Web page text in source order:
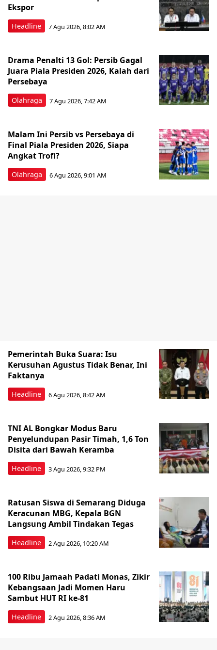
Headline
Ekspor
7 Agu 2026, 8:02 AM
Olahraga
Drama Penalti 13 Gol: Persib Gagal
Juara Piala Presiden 2026, Kalah dari
Persebaya
7 Agu 2026, 7:42 AM
Olahraga
Malam Ini Persib vs Persebaya di
Final Piala Presiden 2026, Siapa
Angkat Trofi?
6 Agu 2026, 9:01 AM
Headline
Pemerintah Buka Suara: Isu
Kerusuhan Agustus Tidak Benar, Ini
Faktanya
6 Agu 2026, 8:42 AM
Headline
TNI AL Bongkar Modus Baru
Penyelundupan Pasir Timah, 1,6 Ton
Disita dari Bawah Keramba
3 Agu 2026, 9:32 PM
Headline
Ratusan Siswa di Semarang Diduga
Keracunan MBG, Kepala BGN
Langsung Ambil Tindakan Tegas
2 Agu 2026, 10:20 AM
Headline
100 Ribu Jamaah Padati Monas, Zikir
Kebangsaan Jadi Momen Haru
Sambut HUT RI ke-81
2 Agu 2026, 8:36 AM